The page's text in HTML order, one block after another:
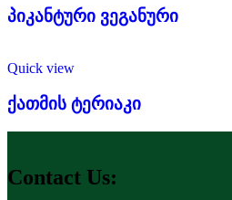
პიკანტური ვეგანური
Quick view
ქათმის ტერიაკი
Contact Us: